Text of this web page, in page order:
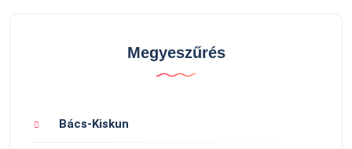
Megyeszűrés
Bács-Kiskun